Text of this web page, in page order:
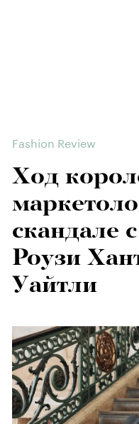
Fashion Review
Ход
скандале
Роузи
Уайтли